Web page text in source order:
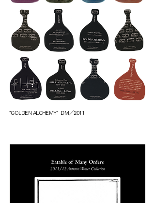
"GOLDEN ALCHEMY" DM／2011